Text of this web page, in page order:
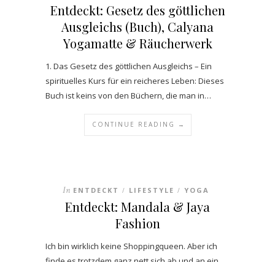
Entdeckt: Gesetz des göttlichen
Ausgleichs (Buch), Calyana
Yogamatte & Räucherwerk
1. Das Gesetz des göttlichen Ausgleichs – Ein
spirituelles Kurs für ein reicheres Leben: Dieses
Buch ist keins von den Büchern, die man in…
CONTINUE READING →
In ENTDECKT / LIFESTYLE / YOGA
Entdeckt: Mandala & Jaya
Fashion
Ich bin wirklich keine Shoppingqueen. Aber ich